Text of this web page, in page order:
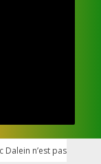
n’est pas